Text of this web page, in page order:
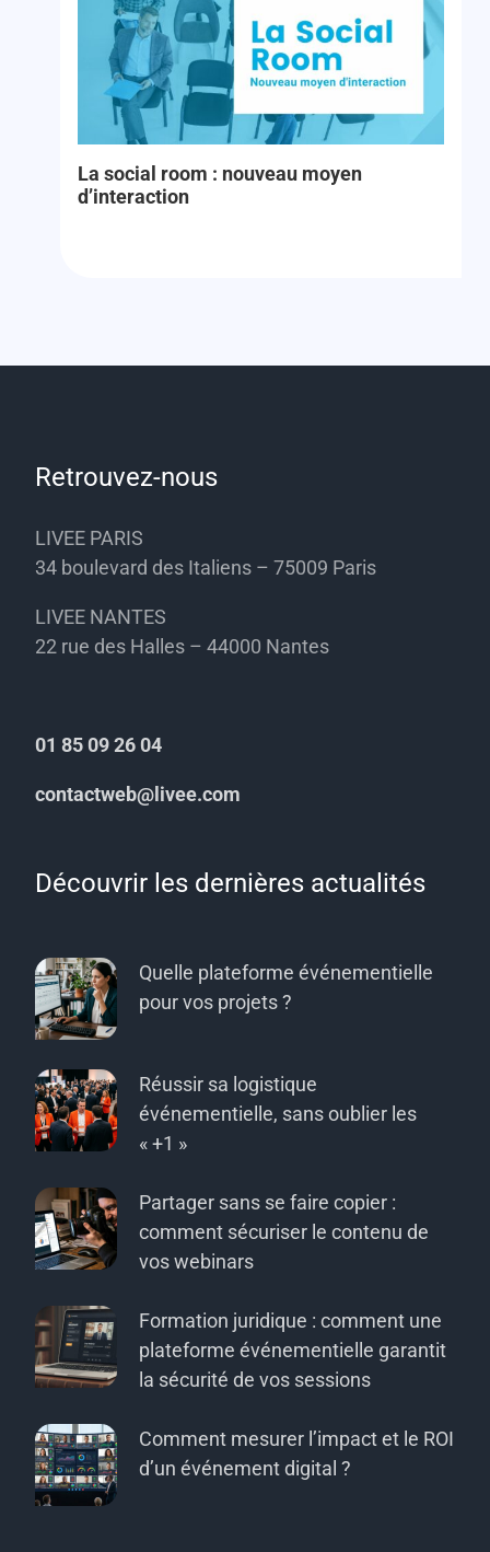
La social room : nouveau moyen
d’interaction
Retrouvez-nous
LIVEE PARIS
34 boulevard des Italiens – 75009 Paris
LIVEE NANTES
22 rue des Halles – 44000 Nantes
01 85 09 26 04
contactweb@livee.com
Découvrir les dernières actualités
Quelle plateforme événementielle
pour vos projets ?
Réussir sa logistique
événementielle, sans oublier les
« +1 »
Partager sans se faire copier :
comment sécuriser le contenu de
vos webinars
Formation juridique : comment une
plateforme événementielle garantit
la sécurité de vos sessions
Comment mesurer l’impact et le ROI
d’un événement digital ?